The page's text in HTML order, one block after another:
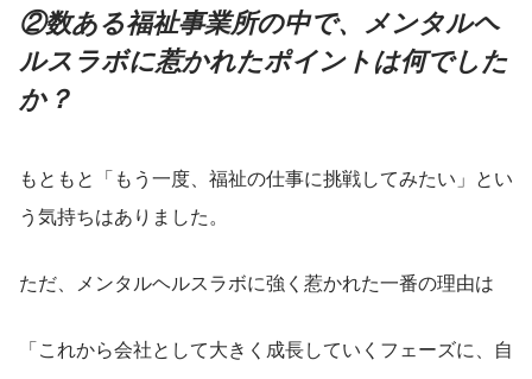
②数ある福祉事業所の中で、メンタルヘ
ルスラボに惹かれたポイントは何でした
か？
もともと「もう一度、福祉の仕事に挑戦してみたい」とい
う気持ちはありました。
ただ、メンタルヘルスラボに強く惹かれた一番の理由は
「これから会社として大きく成長していくフェーズに、自